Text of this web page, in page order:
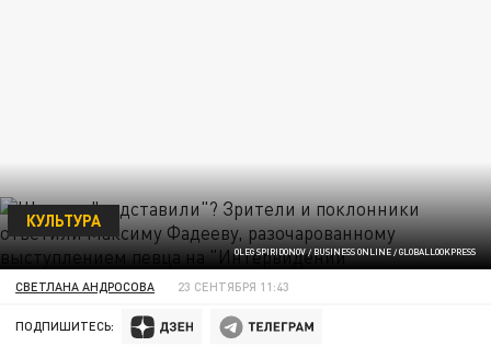
OLEG SPIRIDONOV / BUSINESS ONLINE / GLOBALLOOKPRESS
КУЛЬТУРА
СВЕТЛАНА АНДРОСОВА 23 СЕНТЯБРЯ 11:43
ПОДПИШИТЕСЬ: